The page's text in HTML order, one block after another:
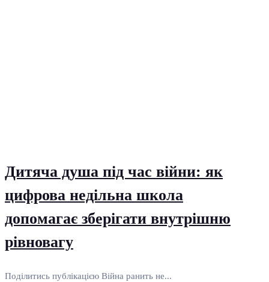
Дитяча душа під час війни: як
цифрова недільна школа
допомагає зберігати внутрішню
рівновагу
Поділитись публікацією Війна ранить не...